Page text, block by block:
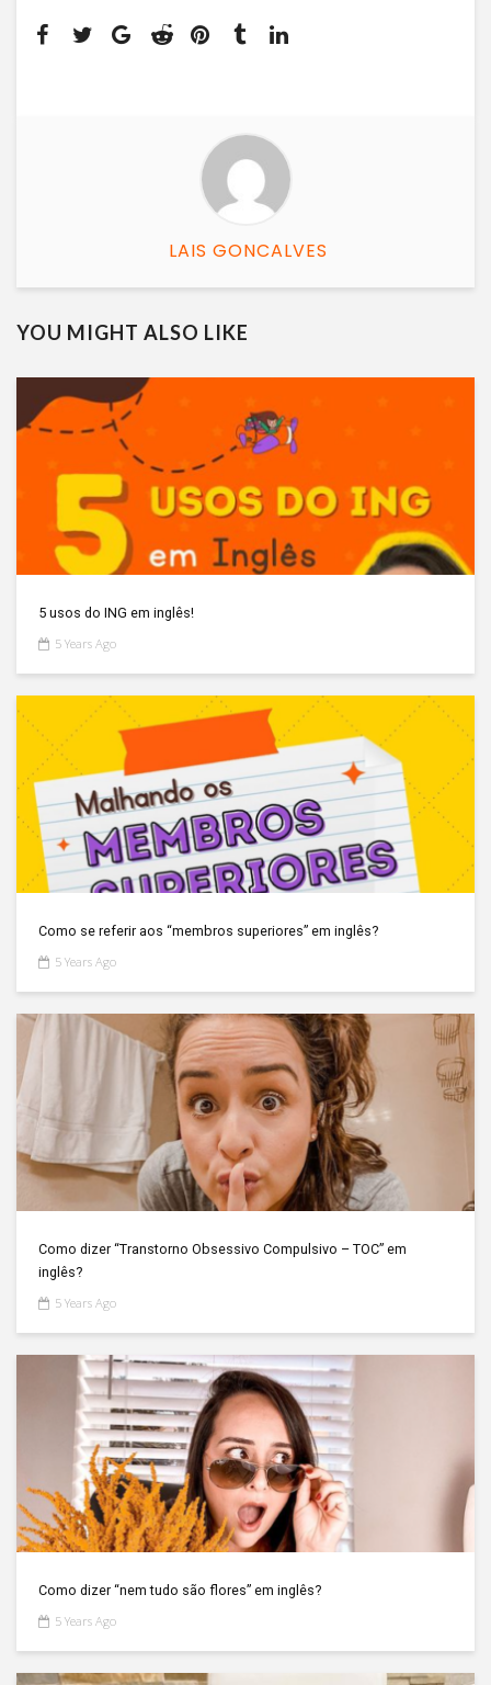
LAIS GONCALVES
YOU MIGHT ALSO LIKE
5 usos do ING em inglês!
5 Years Ago
Como se referir aos “membros superiores” em inglês?
5 Years Ago
Como dizer “Transtorno Obsessivo Compulsivo – TOC” em
inglês?
5 Years Ago
Como dizer “nem tudo são flores” em inglês?
5 Years Ago